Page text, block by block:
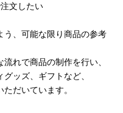
文したい
う、可能な限り商品の参考
れで商品の制作を行い、
ッズ、ギフトなど、
だいています。